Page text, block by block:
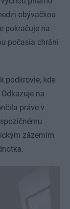
obývačkou
pokračuje na
počasia chráni
podkrovie, kde
na
práve v
zázemím